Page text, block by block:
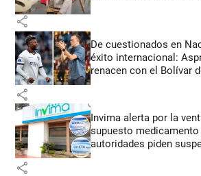
share
De cuestionados en
éxito internacional:
renacen con el Bolívar
share
Invima alerta por la
supuesto
autoridades piden
share